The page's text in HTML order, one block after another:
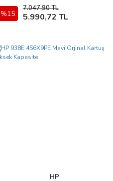
%15
7.047,90 TL
5.990,72 TL
Sepete Ekle
HP